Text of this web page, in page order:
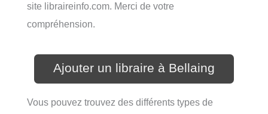
site libraireinfo.com. Merci de votre
compréhension.
Ajouter un libraire à Bellaing
Vous pouvez trouvez des différents types de